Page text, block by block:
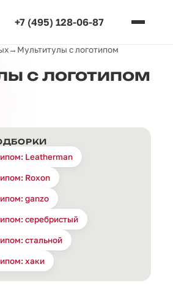
+7 (495) 128-06-87
→ Мультитулы с логотипом
с логотипом
Leatherman
Roxon
ganzo
серебристый
стальной
хаки